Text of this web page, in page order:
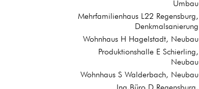
Umbau
Mehrfamilienhaus L22 Regensburg,
Denkmalsanierung
Wohnhaus H Hagelstadt, Neubau
Produktionshalle E Schierling,
Neubau
Wohnhaus S Walderbach, Neubau